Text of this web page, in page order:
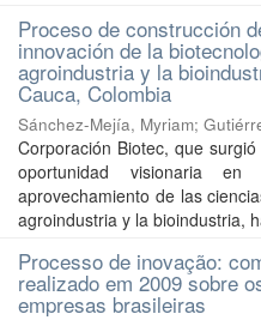
Proceso de construcción
innovación de la
agroindustria y la
Cauca, Colombia
Sánchez-Mejía, Myriam;
Corporación Biotec, que
oportunidad visionaria
aprovechamiento de las
agroindustria y la bioindustria,
Processo de inovação:
realizado em 2009 sobre
empresas brasileiras